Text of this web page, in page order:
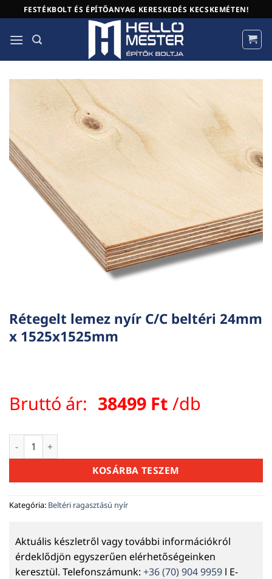
to
content
FESTÉKBOLT ÉS ÉPÍTŐANYAG KERESKEDÉS KECSKEMÉTEN!
Rétegelt lemez nyír C/C beltéri 24mm
x 1525x1525mm
Bruttó ár: 38499 Ft /db
Rétegelt lemez nyír C/C beltéri 24mm x 1525x1525mm
KOSÁRBA TESZEM
Kategória: Beltéri ragasztású nyír
Aktuális készletről vagy további információkról
érdeklődjön egyszerűen elérhetőségeinken
keresztül. Telefonszámunk: +36 (70) 904 9959 l E-